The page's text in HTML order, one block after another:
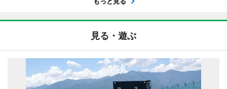
見る・遊ぶ